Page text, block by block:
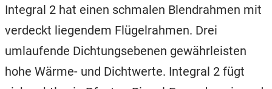
Integral 2 hat einen schmalen Blendrahmen mit
verdeckt liegendem Flügelrahmen. Drei
umlaufende Dichtungsebenen gewährleisten
hohe Wärme- und Dichtwerte. Integral 2 fügt